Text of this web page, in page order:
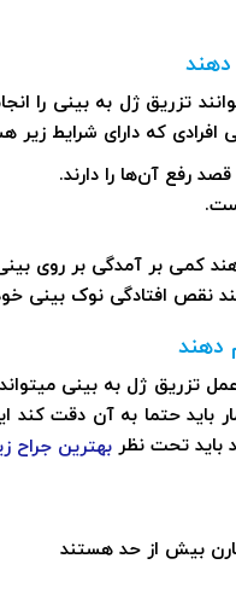
دهند
تزریق ژل به بینی را
که دارای شرایط زیر
رفع آن‌ها را دارند.
بر آمدگی بر روی بینی
افتادگی نوک بینی خود
دهند
ژل به بینی میتواند
باید حتما به آن دقت
باید تحت نظر بهترین جراح
بیش از حد هستند